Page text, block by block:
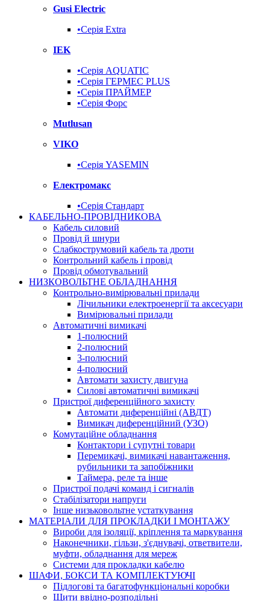
Gusi Electric
•Серія Extra
IEK
•Серія AQUATIC
•Серія ГЕРМЕС PLUS
•Серія ПРАЙМЕР
•Серія Форс
Mutlusan
VIKO
•Серія YASEMIN
Електромакс
•Серія Стандарт
КАБЕЛЬНО-ПРОВІДНИКОВА
Кабель силовий
Провід й шнури
Слабкострумовий кабель та дроти
Контрольний кабель і провід
Провід обмотувальний
НИЗКОВОЛЬТНЕ ОБЛАДНАННЯ
Контрольно-вимірювальні прилади
Лічильники електроенергії та аксесуари
Вимірювальні прилади
Автоматичні вимикачі
1-полюсний
2-полюсний
3-полюсний
4-полюсний
Автомати захисту двигуна
Силові автоматичні вимикачі
Пристрої диференційного захисту
Автомати диференційні (АВДТ)
Вимикач диференційний (УЗО)
Комутаційне обладнання
Контактори і супутні товари
Перемикачі, вимикачі навантаження,
рубильники та запобіжники
Таймера, реле та інше
Пристрої подачі команд і сигналів
Cтабілізатори напруги
Інше низьковольтне устаткування
МАТЕРІАЛИ ДЛЯ ПРОКЛАДКИ І МОНТАЖУ
Вироби для ізоляції, кріплення та маркування
Наконечники, гільзи, з'єднувачі, ответвители,
муфти, обладнання для мереж
Системи для прокладки кабелю
ШАФИ, БОКСИ ТА КОМПЛЕКТУЮЧІ
Підлогові та багатофункціональні коробки
Щити ввідно-розподільні